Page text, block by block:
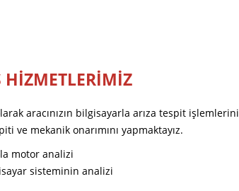
HİZMETLERİMİZ
aracınızın bilgisayarla arıza tespit
ve mekanik onarımını yapmaktayız.
motor analizi
sisteminin analizi